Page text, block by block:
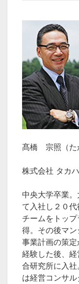
髙橋 宗照（た
株式会社 タカ
中央大学卒業
て入社し２０
チームをトッ
得。その後マン
事業計画の策
経験した後、
合研究所に入
は経営コンサ